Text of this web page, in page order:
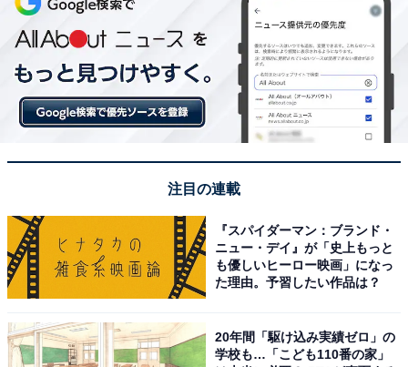
注目の連載
『スパイダーマン：ブランド・
ニュー・デイ』が「史上もっと
も優しいヒーロー映画」になっ
た理由。予習したい作品は？
20年間「駆け込み実績ゼロ」の
学校も…「こども110番の家」